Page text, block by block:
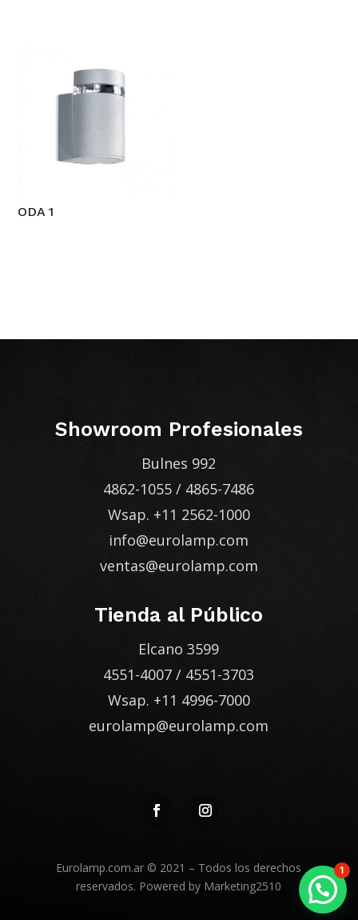
ODA 1
Showroom Profesionales
Bulnes 992
4862-1055 / 4865-7486
Wsap. +11 2562-1000
info@eurolamp.com
ventas@eurolamp.com
Tienda al Público
Elcano 3599
4551-4007 / 4551-3703
Wsap. +11 4996-7000
eurolamp@eurolamp.com
Eurolamp.com.ar © 2021 – Todos los derechos
reservados. Powered by Marketing2510
1